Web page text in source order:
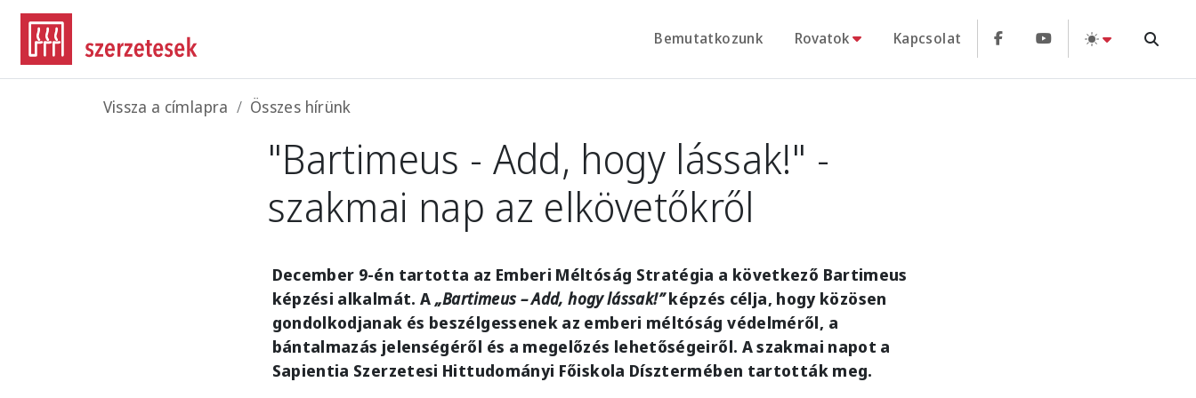
Ugrás a tartalomra
Bemutatkozunk Rovatok Kapcsolat
Morzsa
Vissza a címlapra Összes hírünk
"Bartimeus - Add, hogy lássak!" -
szakmai nap az elkövetőkről
December 9-én tartotta az Emberi Méltóság Stratégia a következő Bartimeus
képzési alkalmát. A „Bartimeus – Add, hogy lássak!”képzés célja, hogy közösen
gondolkodjanak és beszélgessenek az emberi méltóság védelméről, a
bántalmazás jelenségéről és a megelőzés lehetőségeiről. A szakmai napot a
Sapientia Szerzetesi Hittudományi Főiskola Dísztermében tartották meg.